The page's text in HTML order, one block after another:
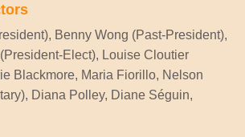
Benny Wong (Past-President),
Elect), Louise Cloutier
Blackmore, Maria Fiorillo, Nelson
Diana Polley, Diane Séguin,